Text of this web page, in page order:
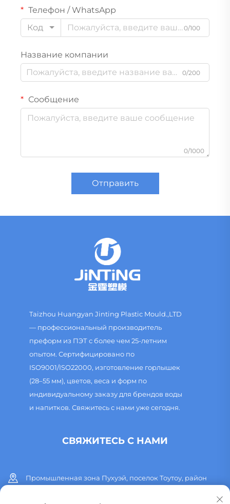
Телефон / WhatsApp
Код
0/100
Название компании
0/200
Сообщение
0/1000
Отправить
Taizhou Huangyan Jinting Plastic Mould.,LTD
— профессиональный производитель
преформ из ПЭТ с более чем 25-летним
опытом. Сертифицировано по
ISO9001/ISO22000, изготовление горлышек
(28–55 мм), цветов, веса и форм по
индивидуальному заказу для брендов воды
и напитков. Свяжитесь с нами уже сегодня.
СВЯЖИТЕСЬ С НАМИ
Промышленная зона Пухуэй, поселок Тоутоу, район